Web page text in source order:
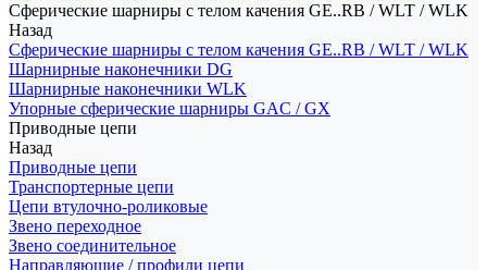
Сферические шарниры с телом качения GE..RB / WLT / WLK
Назад
Сферические шарниры с телом качения GE..RB / WLT / WLK
Шарнирные наконечники DG
Шарнирные наконечники WLK
Упорные сферические шарниры GAC / GX
Приводные цепи
Назад
Приводные цепи
Транспортерные цепи
Цепи втулочно-роликовые
Звено переходное
Звено соединительное
Направляющие / профили цепи